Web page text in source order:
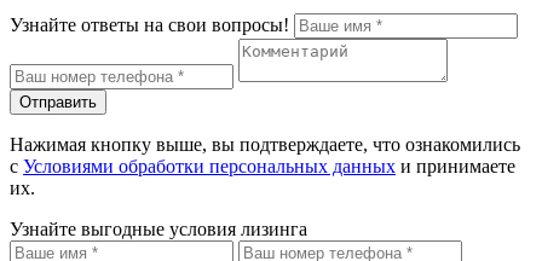
Узнайте ответы на свои вопросы!
Отправить
Нажимая кнопку выше, вы подтверждаете, что ознакомились
с Условиями обработки персональных данных и принимаете
их.
Узнайте выгодные условия лизинга